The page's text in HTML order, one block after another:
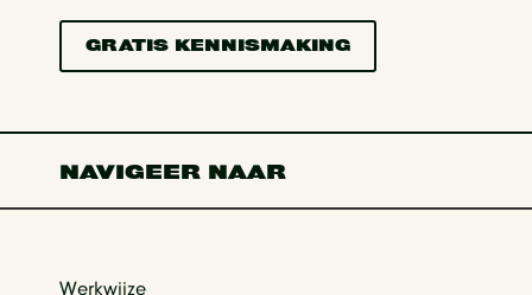
GRATIS KENNISMAKING
NAVIGEER NAAR
Werkwijze